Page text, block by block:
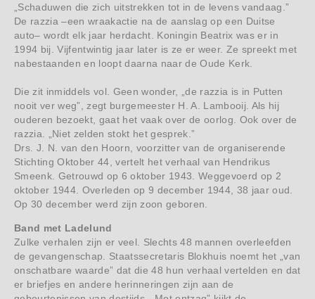
„Schaduwen die zich uitstrekken tot in de levens vandaag.”
De razzia –een wraakactie na de aanslag op een Duitse
auto– wordt elk jaar herdacht. Koningin Beatrix was er in
1994 bij. Vijfentwintig jaar later is ze er weer. Ze spreekt met
nabestaanden en loopt daarna naar de Oude Kerk.
Die zit inmiddels vol. Geen wonder, „de razzia is in Putten
nooit ver weg”, zegt burgemeester H. A. Lambooij. Als hij
ouderen bezoekt, gaat het vaak over de oorlog. Ook over de
razzia. „Niet zelden stokt het gesprek.”
Drs. J. N. van den Hoorn, voorzitter van de organiserende
Stichting Oktober 44, vertelt het verhaal van Hendrikus
Smeenk. Getrouwd op 6 oktober 1943. Weggevoerd op 2
oktober 1944. Overleden op 9 december 1944, 38 jaar oud.
Op 30 december werd zijn zoon geboren.
Band met Ladelund
Zulke verhalen zijn er veel. Slechts 48 mannen overleefden
de gevangenschap. Staatssecretaris Blokhuis noemt het „van
onschatbare waarde” dat die 48 hun verhaal vertelden en dat
er briefjes en andere herinneringen zijn aan de